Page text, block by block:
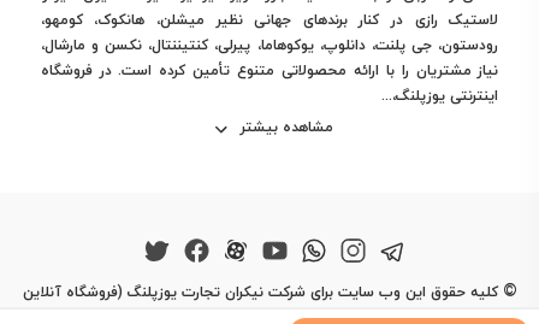
لاستیک رازی در کنار برندهای جهانی نظیر میشلن، هانکوک، کومهو،
رودستون، جی پلنت، دانلوپ، یوکوهاما، پیرلی، کنتیننتال، نکسن و مارشال،
نیاز مشتریان را با ارائه محصولاتی متنوع تأمین کرده است. در فروشگاه
اینترنتی یوزپلنگ،...
مشاهده بیشتر
©کلیه حقوق این وب سایت برای شرکت نیکران تجارت یوزپلنگ (فروشگاه آنلاین